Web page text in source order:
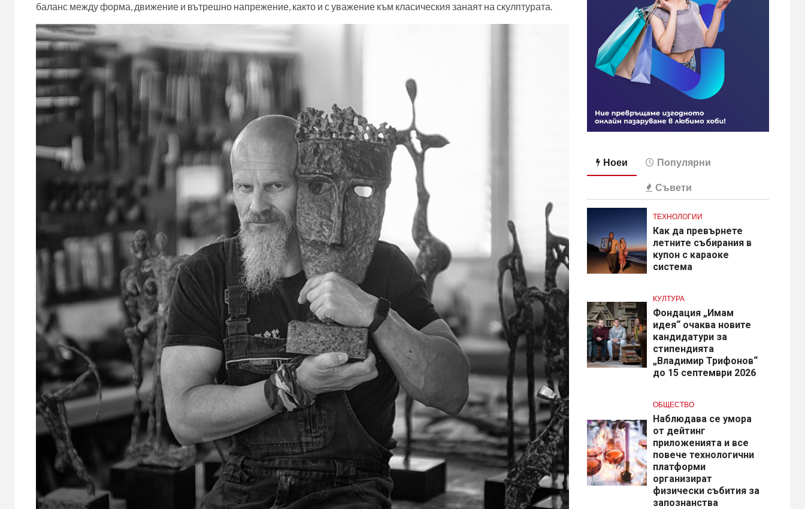
баланс между форма, движение и вътрешно напрежение, както и с уважение към класическия занаят на скулптурата.
Ноеи Популярни
Съвети
ТЕХНОЛОГИИ
Как да превърнете
летните събирания в
купон с караоке
система
КУЛТУРА
Фондация „Имам
идея“ очаква новите
кандидатури за
стипендията
„Владимир Трифонов“
до 15 септември 2026
ОБЩЕСТВО
Наблюдава се умора
от дейтинг
приложенията и все
повече технологични
платформи
организират
физически събития за
запознанства